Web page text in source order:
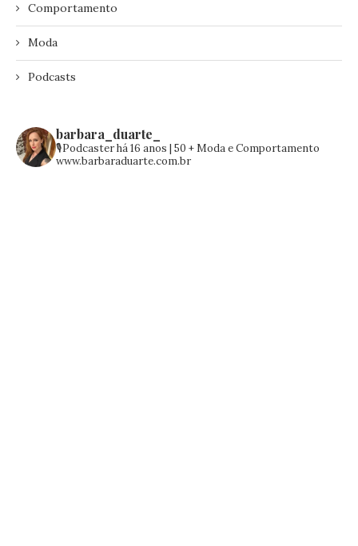
Comportamento
Moda
Podcasts
barbara_duarte_
🎙️Podcaster há 16 anos | 50 +Moda e Comportamento
www.barbaraduarte.com.br